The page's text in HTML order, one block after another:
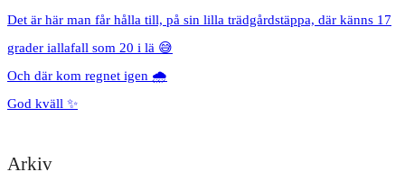
Det är här man får hålla till, på sin lilla trädgårdstäppa, där känns 17
grader iallafall som 20 i lä 😅
Och där kom regnet igen 🌧️
God kväll ✨
Arkiv